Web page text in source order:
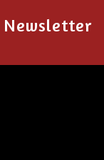
Newsletter